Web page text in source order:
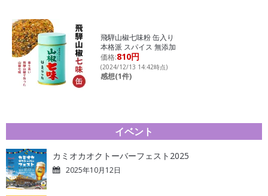
飛騨山椒七味粉 缶入り
本格派 スパイス 無添加
価格:810円
(2024/12/13 14:42時点)
感想(1件)
イベント
カミオカオクトーバーフェスト2025
2025年10月12日